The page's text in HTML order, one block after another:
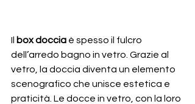
Il box doccia è spesso il fulcro
dell’arredo bagno in vetro. Grazie al
vetro, la doccia diventa un elemento
scenografico che unisce estetica e
praticità. Le docce in vetro, con la loro